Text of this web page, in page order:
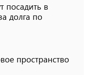
посадить в
долга по
пространство